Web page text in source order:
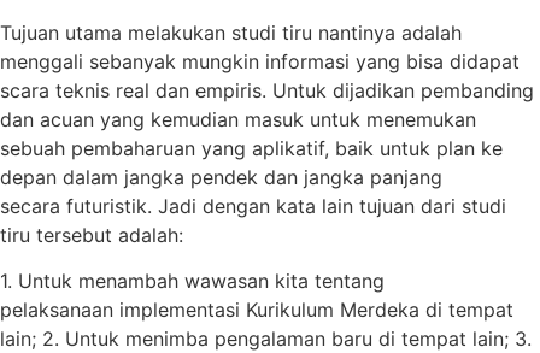
Tujuan utama melakukan studi tiru nantinya adalah
menggali sebanyak mungkin informasi yang bisa didapat
scara teknis real dan empiris. Untuk dijadikan pembanding
dan acuan yang kemudian masuk untuk menemukan
sebuah pembaharuan yang aplikatif, baik untuk plan ke
depan dalam jangka pendek dan jangka panjang
secara futuristik. Jadi dengan kata lain tujuan dari studi
tiru tersebut adalah:
1. Untuk menambah wawasan kita tentang
pelaksanaan implementasi Kurikulum Merdeka di tempat
lain; 2. Untuk menimba pengalaman baru di tempat lain; 3.